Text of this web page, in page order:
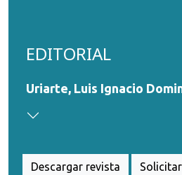
EDITORIAL
Uriarte, Luis Ignacio
Descargar revista Solicitar